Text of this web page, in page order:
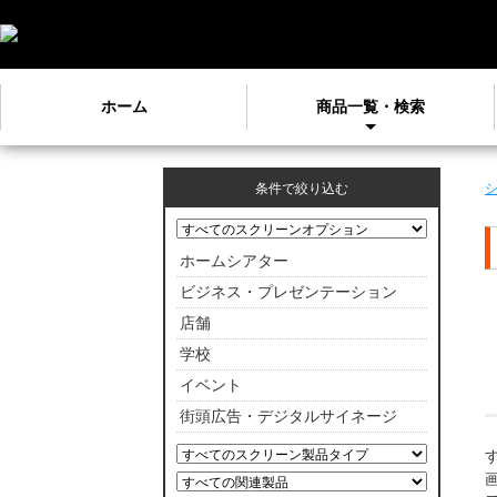
ホーム 商品一覧・検索
条件で絞り込む
ホームシアター
ビジネス・プレゼンテーション
店舗
学校
イベント
街頭広告・デジタルサイネージ